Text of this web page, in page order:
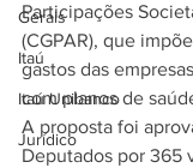
Gerais
Itaú
Itaú Unibanco
Jurídico
Participações
(CGPAR), que
gastos das
com planos de
A proposta foi
Deputados por 365